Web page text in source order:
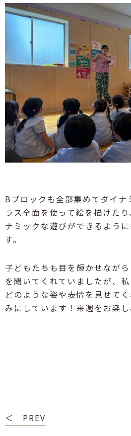
Bブロックも全部集めてダイナ
ラス全面を使って絵を描けた
ナミックな遊びができるよう
す。
子どもたちも目を輝かせなが
を聞いてくれていましたが、
どのような姿や表情を見せて
みにしています！来週をお楽
＜ PREV